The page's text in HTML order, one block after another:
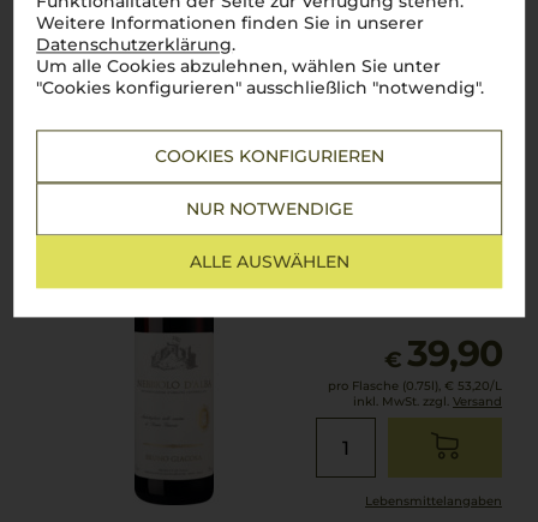
Weitere Informationen finden Sie in unserer
Datenschutzerklärung.
Um alle Cookies abzulehnen, wählen Sie unter
"Cookies konfigurieren" ausschließlich "notwendig".
COOKIES KONFIGURIEREN
NUR NOTWENDIGE
ALLE AUSWÄHLEN
Lebensmittel­angaben
2022
Piemont
trocken
€ 39,90
pro Flasche (0.75l), € 53,20/L
inkl. MwSt. zzgl. Versand
Lebensmittel­angaben